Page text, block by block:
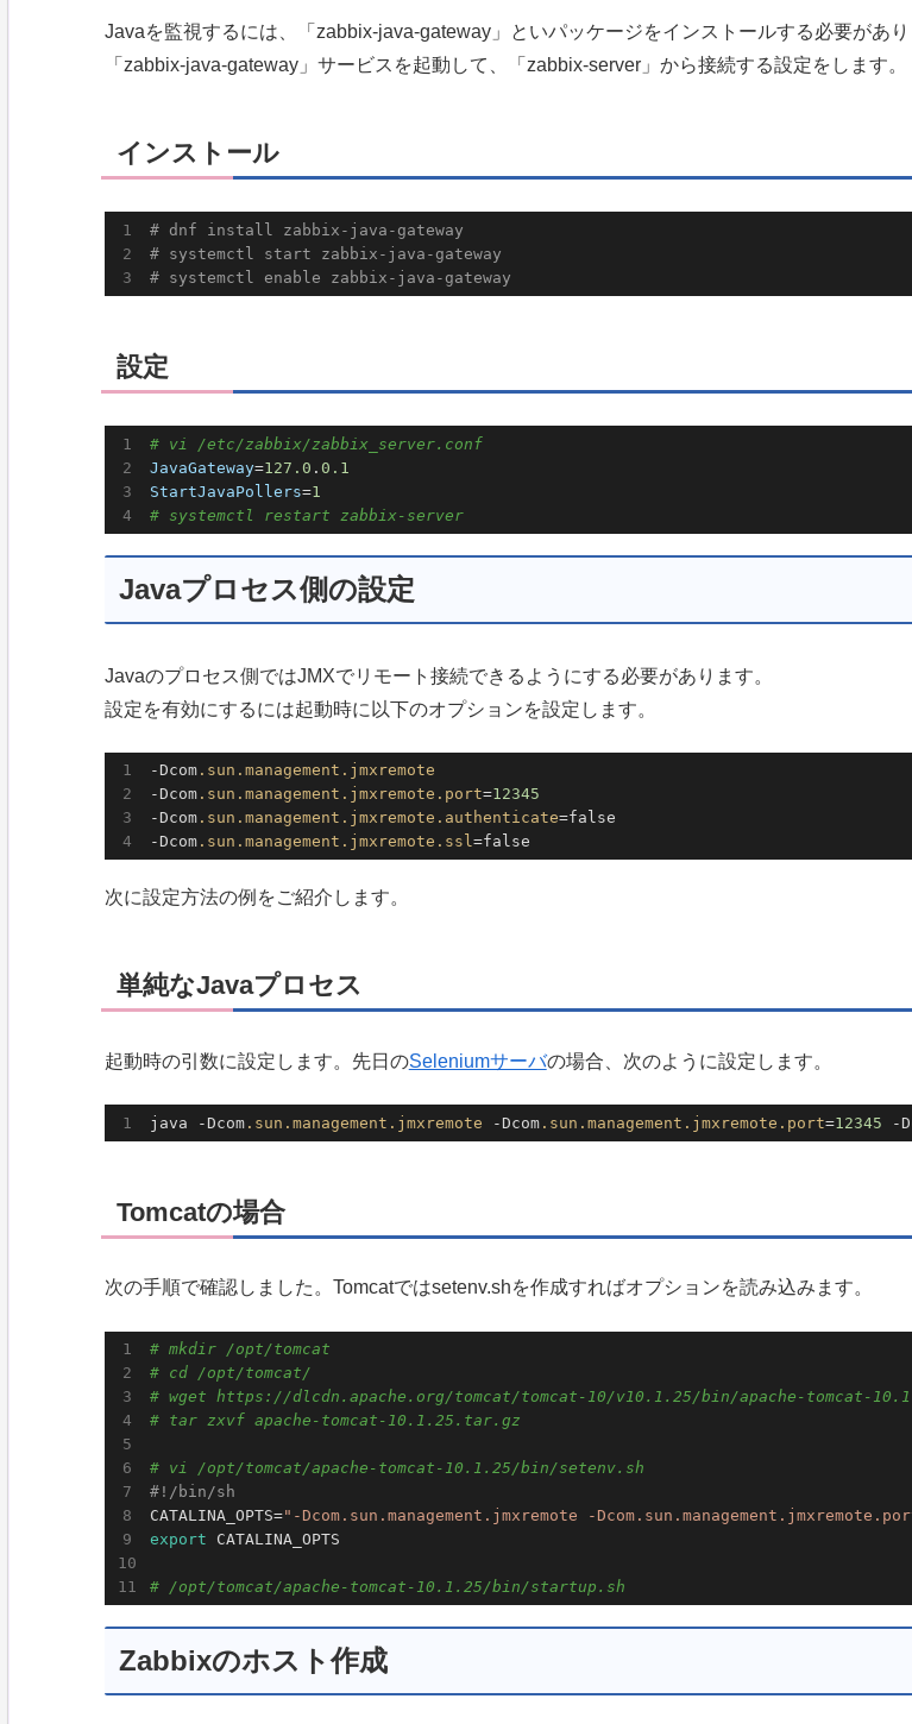
Javaを監視するには、「zabbix-java-gateway」といパッケージをインストールする必要があり
「zabbix-java-gateway」サービスを起動して、「zabbix-server」から接続する設定をします。
インストール
# dnf install zabbix-java-gateway
# systemctl start zabbix-java-gateway
# systemctl enable zabbix-java-gateway
設定
# vi /etc/zabbix/zabbix_server.conf
JavaGateway=127.0 .0.1
StartJavaPollers=1
# systemctl restart zabbix-server
Javaプロセス側の設定
Javaのプロセス側ではJMXでリモート接続できるようにする必要があります。
設定を有効にするには起動時に以下のオプションを設定します。
-Dcom .sun .management .jmxremote
-Dcom .sun .management .jmxremote .port=12345
-Dcom .sun .management .jmxremote .authenticate=false
-Dcom .sun .management .jmxremote .ssl=false
次に設定方法の例をご紹介します。
単純なJavaプロセス
起動時の引数に設定します。先日のSeleniumサーバの場合、次のように設定します。
java -Dcom .sun .management .jmxremote -Dcom .sun .management .jmxremote .port=12345 -
Tomcatの場合
次の手順で確認しました。Tomcatではsetenv.shを作成すればオプションを読み込みます。
# mkdir /opt/tomcat
# cd /opt/tomcat/
# wget https://dlcdn.apache.org/tomcat/tomcat-10/v10.1.25/bin/apache-tomcat-
# tar zxvf apache-tomcat-10.1.25.tar.gz
# vi /opt/tomcat/apache-tomcat-10.1.25/bin/setenv.sh
#!/bin/sh
CATALINA_OPTS="-Dcom.sun.management.jmxremote -
export CATALINA_OPTS
# /opt/tomcat/apache-tomcat-10.1.25/bin/startup.sh
Zabbixのホスト作成